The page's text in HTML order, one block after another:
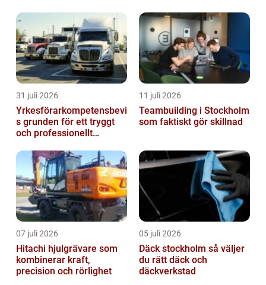
31 juli 2026
Yrkesförarkompetensbevi
s grunden för ett tryggt
och professionellt
11 juli 2026
Teambuilding i Stockholm
som faktiskt gör skillnad
07 juli 2026
Hitachi hjulgrävare som
kombinerar kraft,
precision och rörlighet
05 juli 2026
Däck stockholm så väljer
du rätt däck och
däckverkstad